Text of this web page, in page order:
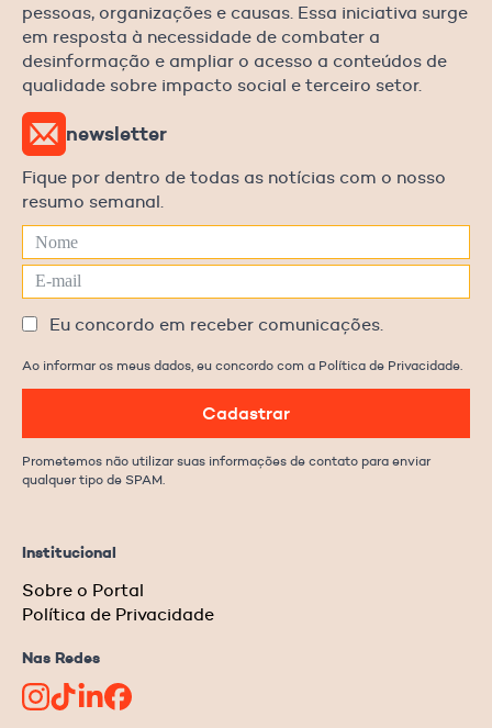
pessoas, organizações e causas. Essa iniciativa surge
em resposta à necessidade de combater a
desinformação e ampliar o acesso a conteúdos de
qualidade sobre impacto social e terceiro setor.
Institucional
Sobre o Portal
Política de Privacidade
Nas Redes
newsletter
Fique por dentro de todas as notícias com o nosso
resumo semanal.
Eu concordo em receber comunicações.
Ao informar os meus dados, eu concordo com a Política de Privacidade.
Cadastrar
Prometemos não utilizar suas informações de contato para enviar
qualquer tipo de SPAM.